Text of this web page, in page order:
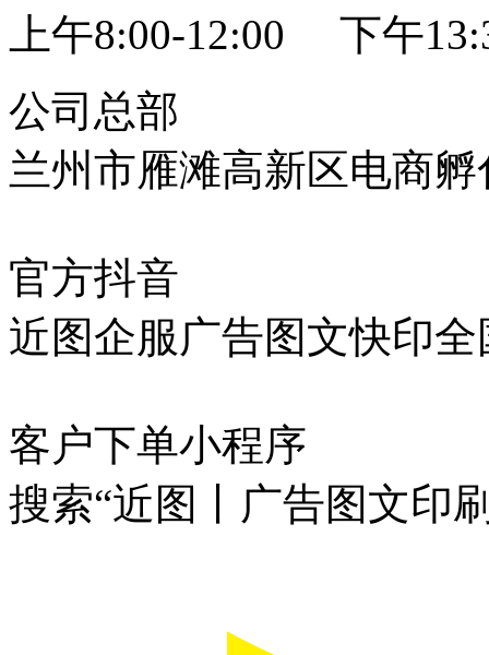
上午8:00-12:00 下午
公司总部
兰州市雁滩高新区电商孵
官方抖音
近图企服广告图文快印全
客户下单小程序
搜索“近图丨广告图文印